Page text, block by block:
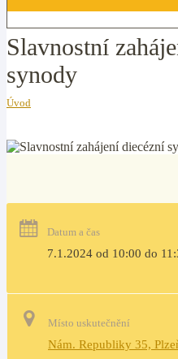
Slavnostní
synody
Úvod
Datum a čas
7.1.2024 od 10:00 do
Místo uskutečnění
Nám. Republiky 35,